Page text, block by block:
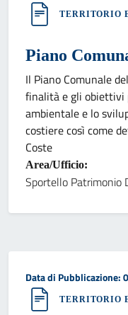
TERRITORIO
Piano
Il Piano Comunale
finalità e gli obiettivi
ambientale e lo
costiere così come
Coste
Area/Ufficio:
Sportello
Data di pubblicazione:
Data di
TERRITORIO